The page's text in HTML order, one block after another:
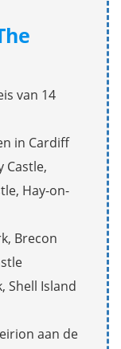
van 14
in Cardiff
Castle,
Hay-on-
Brecon
Shell Island
aan de